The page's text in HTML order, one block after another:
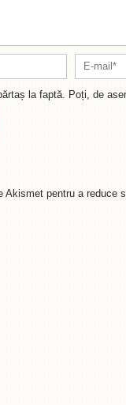
la faptă. Poți, de
Akismet pentru a reduce